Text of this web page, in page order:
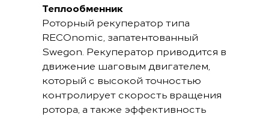
Теплообменник
Роторный рекуператор типа
RECOnomic, запатентованный
Swegon. Рекуператор приводится в
движение шаговым двигателем,
который с высокой точностью
контролирует скорость вращения
ротора, а также эффективность